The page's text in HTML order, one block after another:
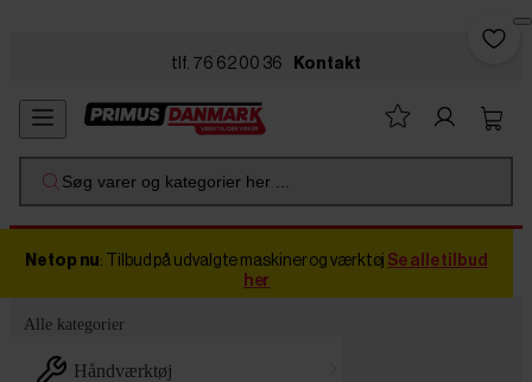
tlf. 76 62 00 36 Kontakt
Søg varer og kategorier her ...
Netop nu: Tilbud på udvalgte maskiner og værktøj Se alle tilbud
her
Alle kategorier
håndværktøj